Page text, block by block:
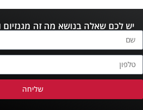
יש לכם שאלה בנושא מה זה
שליחה